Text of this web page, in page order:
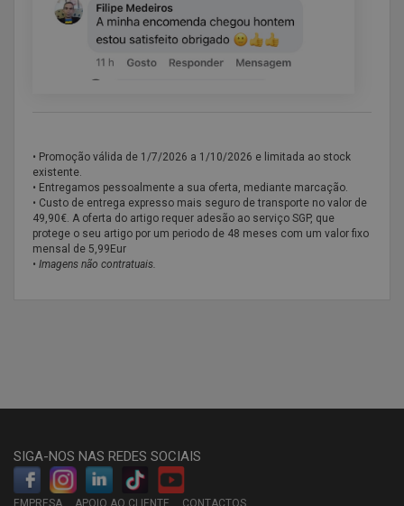
• Promoção válida de 1/7/2026 a 1/10/2026 e limitada ao stock
existente.
• Entregamos pessoalmente a sua oferta, mediante marcação.
• Custo de entrega expresso mais seguro de transporte no valor de
49,90€. A oferta do artigo requer adesão ao serviço SGP, que
protege o seu artigo por um periodo de 48 meses com um valor fixo
mensal de 5,99Eur
• Imagens não contratuais.
SIGA-NOS NAS REDES SOCIAIS
EMPRESA APOIO AO CLIENTE CONTACTOS